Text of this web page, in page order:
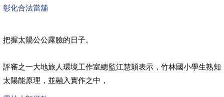
彰化合法當舖
把握太陽公公露臉的日子。
評審之一大地旅人環境工作室總監江慧穎表示，竹林國小學生熟知
太陽能原理，並融入實作之中，